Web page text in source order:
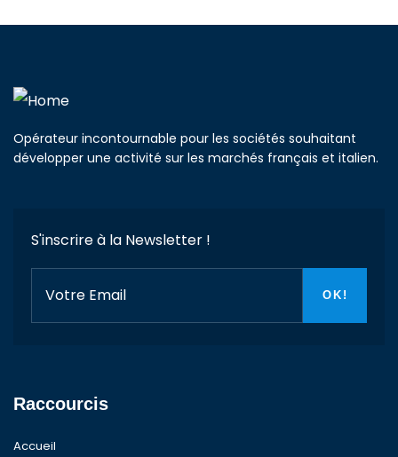
Opérateur incontournable pour les sociétés souhaitant
développer une activité sur les marchés français et italien.
S'inscrire à la Newsletter !
Raccourcis
Accueil